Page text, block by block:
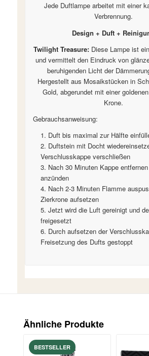
Jede Duftlampe arbeitet mit einer
Verbrennung.
Design + Duft +
Twilight Treasure:Diese Lampe ist
und vermittelt den Eindruck von
beruhigenden Licht der
Hergestellt aus Mosaikstücken in
Gold, abgerundet mit einer
Krone.
Gebrauchsanweisung:
Duft bis maximal zur Hälfte
Duftstein mit Docht
Verschlusskappe verschließen
Nach 30 Minuten Kappe
anzünden
Nach 2-3 Minuten Flamme
Zierkrone aufsetzen
Jetzt wird die Luft gereinigt und
freigesetzt
Durch aufsetzen der
Freisetzung des Dufts gestoppt
Ähnliche Produkte